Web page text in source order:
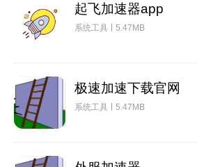
起飞加速器app
系统工具 5.47MB
极速加速下载官网
系统工具 5.47MB